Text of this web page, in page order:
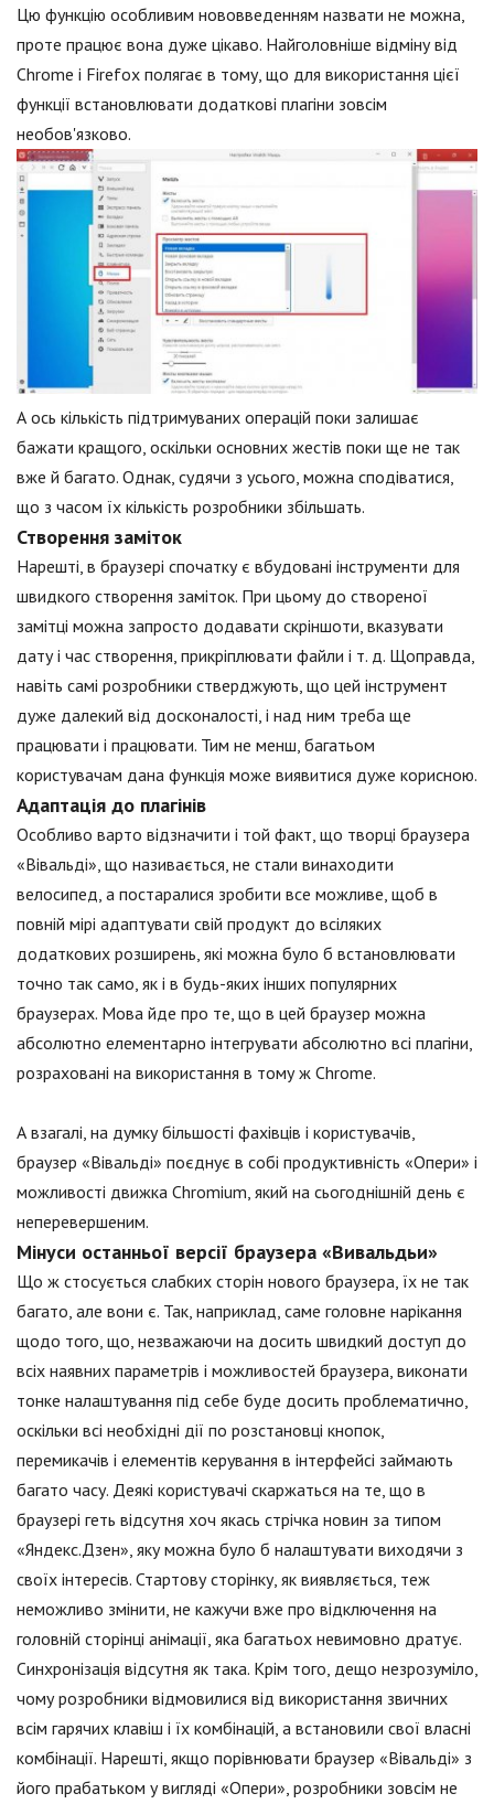
Цю функцію особливим нововведенням назвати не можна,
проте працює вона дуже цікаво. Найголовніше відміну від
Chrome і Firefox полягає в тому, що для використання цієї
функції встановлювати додаткові плагіни зовсім
необов'язково.
А ось кількість підтримуваних операцій поки залишає
бажати кращого, оскільки основних жестів поки ще не так
вже й багато. Однак, судячи з усього, можна сподіватися,
що з часом їх кількість розробники збільшать.
Створення заміток
Нарешті, в браузері спочатку є вбудовані інструменти для
швидкого створення заміток. При цьому до створеної
замітці можна запросто додавати скріншоти, вказувати
дату і час створення, прикріплювати файли і т. д. Щоправда,
навіть самі розробники стверджують, що цей інструмент
дуже далекий від досконалості, і над ним треба ще
працювати і працювати. Тим не менш, багатьом
користувачам дана функція може виявитися дуже корисною.
Адаптація до плагінів
Особливо варто відзначити і той факт, що творці браузера
«Вівальді», що називається, не стали винаходити
велосипед, а постаралися зробити все можливе, щоб в
повній мірі адаптувати свій продукт до всіляких
додаткових розширень, які можна було б встановлювати
точно так само, як і в будь-яких інших популярних
браузерах. Мова йде про те, що в цей браузер можна
абсолютно елементарно інтегрувати абсолютно всі плагіни,
розраховані на використання в тому ж Chrome.
А взагалі, на думку більшості фахівців і користувачів,
браузер «Вівальді» поєднує в собі продуктивність «Опери» і
можливості движка Chromium, який на сьогоднішній день є
неперевершеним.
Мінуси останньої версії браузера «Вивальдьи»
Що ж стосується слабких сторін нового браузера, їх не так
багато, але вони є. Так, наприклад, саме головне нарікання
щодо того, що, незважаючи на досить швидкий доступ до
всіх наявних параметрів і можливостей браузера, виконати
тонке налаштування під себе буде досить проблематично,
оскільки всі необхідні дії по розстановці кнопок,
перемикачів і елементів керування в інтерфейсі займають
багато часу. Деякі користувачі скаржаться на те, що в
браузері геть відсутня хоч якась стрічка новин за типом
«Яндекс.Дзен», яку можна було б налаштувати виходячи з
своїх інтересів. Стартову сторінку, як виявляється, теж
неможливо змінити, не кажучи вже про відключення на
головній сторінці анімації, яка багатьох невимовно дратує.
Синхронізація відсутня як така. Крім того, дещо незрозуміло,
чому розробники відмовилися від використання звичних
всім гарячих клавіш і їх комбінацій, а встановили свої власні
комбінації. Нарешті, якщо порівнювати браузер «Вівальді» з
його прабатьком у вигляді «Опери», розробники зовсім не